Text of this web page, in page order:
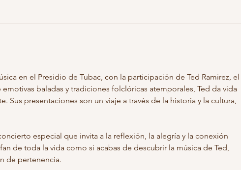
en el Presidio de Tubac, con la participación de Ted Ramirez, el
baladas y tradiciones folclóricas atemporales, Ted da vida
Sus presentaciones son un viaje a través de la historia y la cultura,
especial que invita a la reflexión, la alegría y la conexión
de toda la vida como si acabas de descubrir la música de Ted,
de pertenencia.